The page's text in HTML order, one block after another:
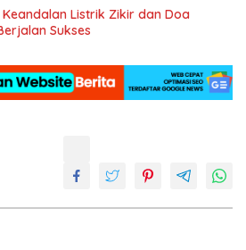
Listrik Zikir dan Doa
Sukses